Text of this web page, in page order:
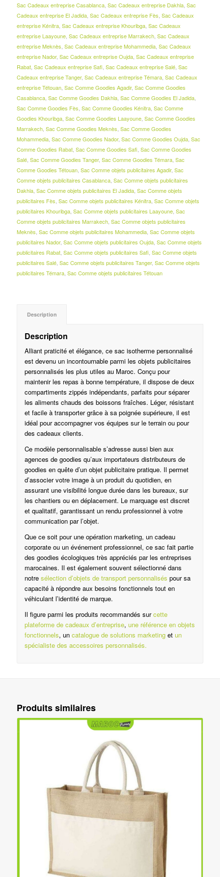
Sac Cadeaux entreprise Casablanca, Sac Cadeaux entreprise Dakhla, Sac
Cadeaux entreprise El Jadida, Sac Cadeaux entreprise Fès Sac Cadeaux
entreprise Kénitra, Sac Cadeaux entreprise Khouribga, Sac Cadeaux
entreprise Laayoune, Sac Cadeaux entreprise Marrakech, Sac Cadeaux
entreprise Meknès Sac Cadeaux entreprise Mohammedia, Sac Cadeaux
entreprise Nador, Sac Cadeaux entreprise Oujda, Sac Cadeaux entreprise
Rabat, Sac Cadeaux entreprise Safi Sac Cadeaux entreprise Salé, Sac
Cadeaux entreprise Tanger, Sac Cadeaux entreprise Témara, Sac Cadeaux
entreprise Tétouan, Sac Comme Goodies Agadir, Sac Comme Goodies
Casablanca, Sac Comme Goodies Dakhla, Sac Comme Goodies El Jadida,
Sac Comme Goodies Fès Sac Comme Goodies Kénitra, Sac Comme
Goodies Khouribga, Sac Comme Goodies Laayoune, Sac Comme Goodies
Marrakech, Sac Comme Goodies Meknès Sac Comme Goodies
Mohammedia, Sac Comme Goodies Nador, Sac Comme Goodies Oujda, Sac
Comme Goodies Rabat, Sac Comme Goodies Safi Sac Comme Goodies
Salé, Sac Comme Goodies Tanger, Sac Comme Goodies Témara, Sac
Comme Goodies Tétouan, Sac Comme objets publicitaires Agadir, Sac
Comme objets publicitaires Casablanca, Sac Comme objets publicitaires
Dakhla, Sac Comme objets publicitaires El Jadida, Sac Comme objets
publicitaires Fès Sac Comme objets publicitaires Kénitra, Sac Comme objets
publicitaires Khouribga, Sac Comme objets publicitaires Laayoune, Sac
Comme objets publicitaires Marrakech, Sac Comme objets publicitaires
Meknès Sac Comme objets publicitaires Mohammedia, Sac Comme objets
publicitaires Nador, Sac Comme objets publicitaires Oujda, Sac Comme objets
publicitaires Rabat, Sac Comme objets publicitaires Safi Sac Comme objets
publicitaires Salé, Sac Comme objets publicitaires Tanger, Sac Comme objets
publicitaires Témara, Sac Comme objets publicitaires Tétouan
Description
Description
Alliant praticité et élégance, ce sac isotherme personnalisé
est devenu un incontournable parmi les objets publicitaires
personnalisés les plus utiles au Maroc. Conçu pour
maintenir les repas à bonne température, il dispose de deux
compartiments zippés indépendants, parfaits pour séparer
les aliments chauds des boissons fraîches. Léger, résistant
et facile à transporter grâce à sa poignée supérieure, il est
idéal pour accompagner vos équipes sur le terrain ou pour
des cadeaux clients.
Ce modèle personnalisable s’adresse aussi bien aux
agences de goodies qu’aux importateurs distributeurs de
goodies en quête d’un objet publicitaire pratique. Il permet
d’associer votre image à un produit du quotidien, en
assurant une visibilité longue durée dans les bureaux, sur
les chantiers ou en déplacement. Le marquage est discret
et qualitatif, garantissant un rendu professionnel à votre
communication par l’objet.
Que ce soit pour une opération marketing, un cadeau
corporate ou un événement professionnel, ce sac fait partie
des goodies écologiques très appréciés par les entreprises
marocaines. Il est également souvent sélectionné dans
notresélection d’objets de transport personnalisés pour sa
capacité à répondre aux besoins fonctionnels tout en
véhiculant l’identité de marque.
Il figure parmi les produits recommandés surcette
plateforme de cadeaux d’entreprise, une référence en objets
fonctionnels, un catalogue de solutions marketingetun
spécialiste des accessoires personnalisés.
Produits similaires